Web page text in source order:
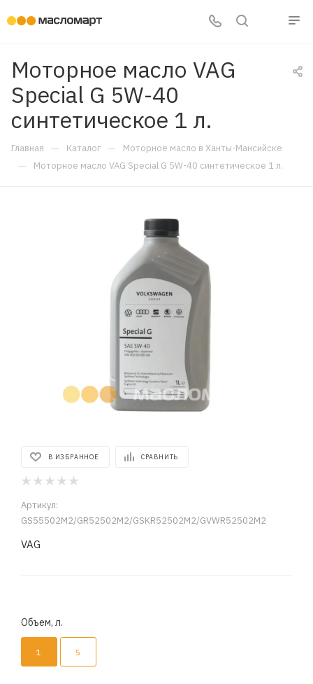
Моторное масло VAG
Special G 5W-40
синтетическое 1 л.
Главная — Каталог — Моторное масло в Ханты-Мансийске
— Моторное масло VAG Special G 5W-40 синтетическое 1 л.
В ИЗБРАННОЕ СРАВНИТЬ
Артикул:
GS55502M2/GR52502M2/GSKR52502M2/GVWR52502M2
VAG
Объем, л.
1 5